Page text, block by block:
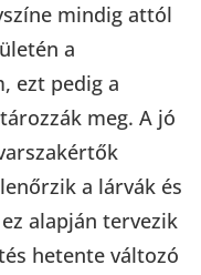
mindig attól
a
ezt pedig a
meg. A jó
a lárvák és
alapján tervezik
hetente változó